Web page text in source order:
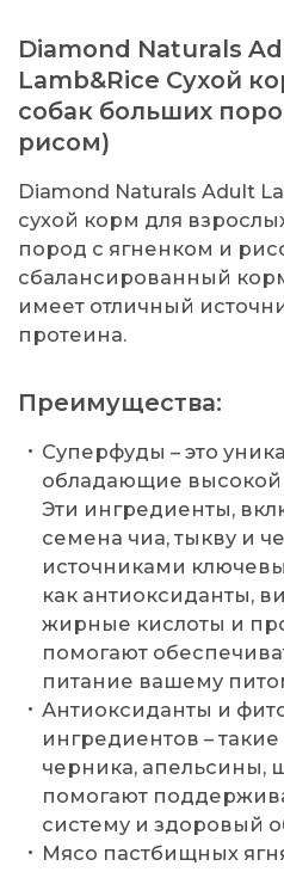
Diamond Naturals
Lamb&Rice Сухой
собак больших
рисом)
Diamond Naturals Adult
сухой корм для
пород с ягненком и
сбалансированный
имеет отличный
протеина.
Преимущества:
Суперфуды – это
обладающие
Эти ингредиенты,
семена чиа, тыкву и
источниками
как антиоксиданты,
жирные кислоты и
помогают
питание вашему
Антиоксиданты и
ингредиентов –
черника, апельсины,
помогают
систему и здоровый
Мясо пастбищных